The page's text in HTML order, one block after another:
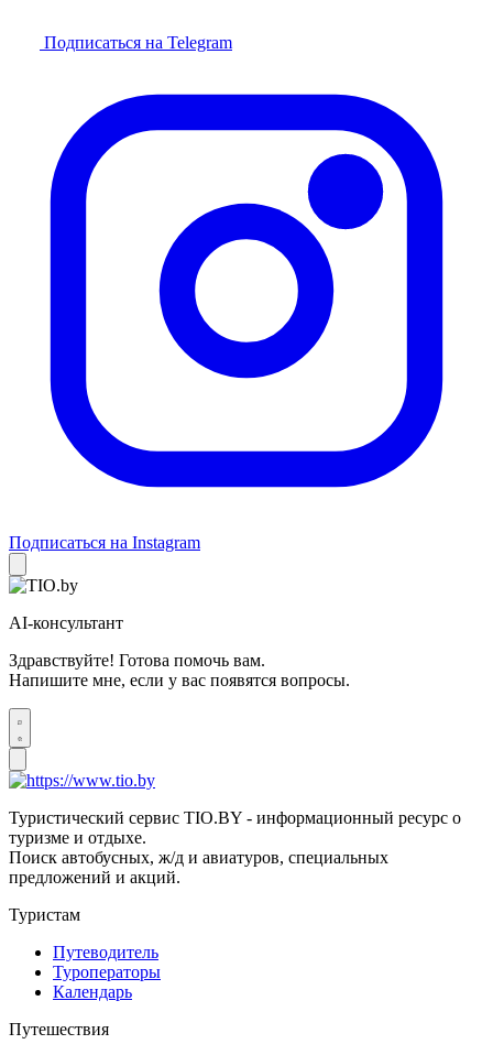
Подписаться на Telegram
Подписаться на Instagram
AI-консультант
Здравствуйте! Готова помочь вам.
Напишите мне, если у вас появятся вопросы.
Туристический сервис TIO.BY - информационный ресурс о
туризме и отдыхе.
Поиск автобусных, ж/д и авиатуров, специальных
предложений и акций.
Туристам
Путеводитель
Туроператоры
Календарь
Путешествия